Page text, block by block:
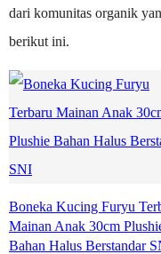
dari komunitas organik
berikut ini.
Boneka Kucing Furyu
Mainan Anak 30cm
Bahan Halus Berstandar